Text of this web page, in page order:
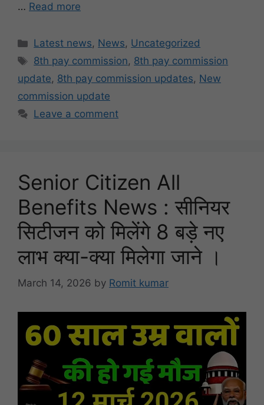
… Read more
Categories
Latest news, News, Uncategorized
Tags
8th pay commission, 8th pay commission
update, 8th pay commission updates, New
commission update
Leave a comment
Senior Citizen All
Benefits News : सीनियर
सिटीजन को मिलेंगे 8 बड़े नए
लाभ क्या-क्या मिलेगा जाने ।
March 14, 2026 by Romit kumar